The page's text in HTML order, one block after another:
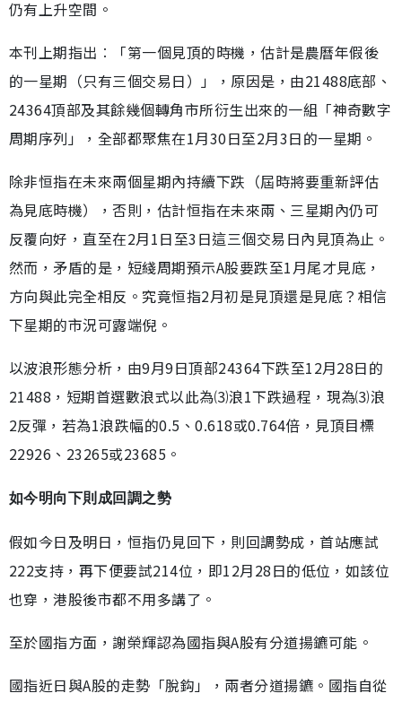
仍有上升空間。
本刊上期指出︰「第一個見頂的時機，估計是農曆年假後
的一星期（只有三個交易日）」，原因是，由21488底部、
24364頂部及其餘幾個轉角市所衍生出來的一組「神奇數字
周期序列」，全部都聚焦在1月30日至2月3日的一星期。
除非恒指在未來兩個星期內持續下跌（屆時將要重新評估
為見底時機），否則，估計恒指在未來兩、三星期內仍可
反覆向好，直至在2月1日至3日這三個交易日內見頂為止。
然而，矛盾的是，短綫周期預示A股要跌至1月尾才見底，
方向與此完全相反。究竟恒指2月初是見頂還是見底？相信
下星期的市況可露端倪。
以波浪形態分析，由9月9日頂部24364下跌至12月28日的
21488，短期首選數浪式以此為⑶浪1下跌過程，現為⑶浪
2反彈，若為1浪跌幅的0.5、0.618或0.764倍，見頂目標
22926、23265或23685。
如今明向下則成回調之勢
假如今日及明日，恒指仍見回下，則回調勢成，首站應試
222支持，再下便要試214位，即12月28日的低位，如該位
也穿，港股後市都不用多講了。
至於國指方面，謝榮輝認為國指與A股有分道揚鑣可能。
國指近日與A股的走勢「脫鈎」，兩者分道揚鑣。國指自從